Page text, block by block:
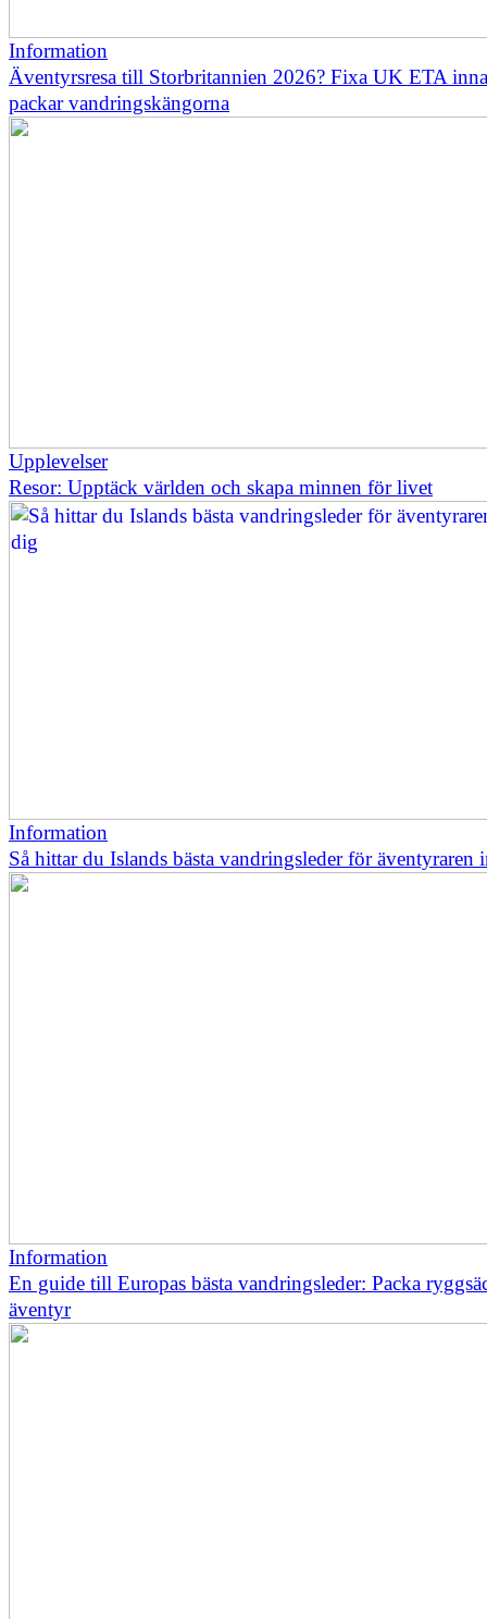
Information
Äventyrsresa till Storbritannien 2026? Fixa UK ETA
packar vandringskängorna
Upplevelser
Resor: Upptäck världen och skapa minnen för livet
Information
Så hittar du Islands bästa vandringsleder för äventyraren
Information
En guide till Europas bästa vandringsleder: Packa
äventyr